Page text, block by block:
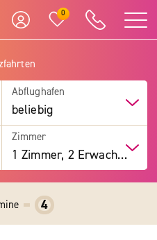
0
Abflughafen
beliebig
Zimmer
1 Zimmer, 2 Erwachsene
4